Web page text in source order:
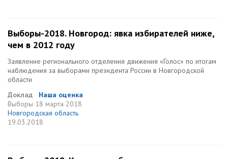
Выборы-2018. Новгород: явка избирателей ниже,
чем в 2012 году
Заявление регионального отделения движения «Голос» по итогам
наблюдения за выборами президента России в Новгородской
области
Доклад
Наша оценка
Выборы 18 марта 2018
Новгородская область
19.03.2018